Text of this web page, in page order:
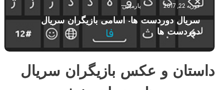
فوریه 22, 2017
پارمیس
سریال دوردست ها- اسامی بازیگران سریال
دوردست ها
داستان و عکس بازیگران سریال